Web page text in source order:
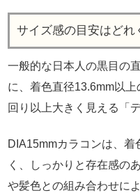
サイズ感の目安はどれ
一般的な日本人の黒目の
に、着色直径13.6mm以
回り以上大きく見える「
DIA15mmカラコンは、
く、しっかりと存在感の
や髪色との組み合わせに